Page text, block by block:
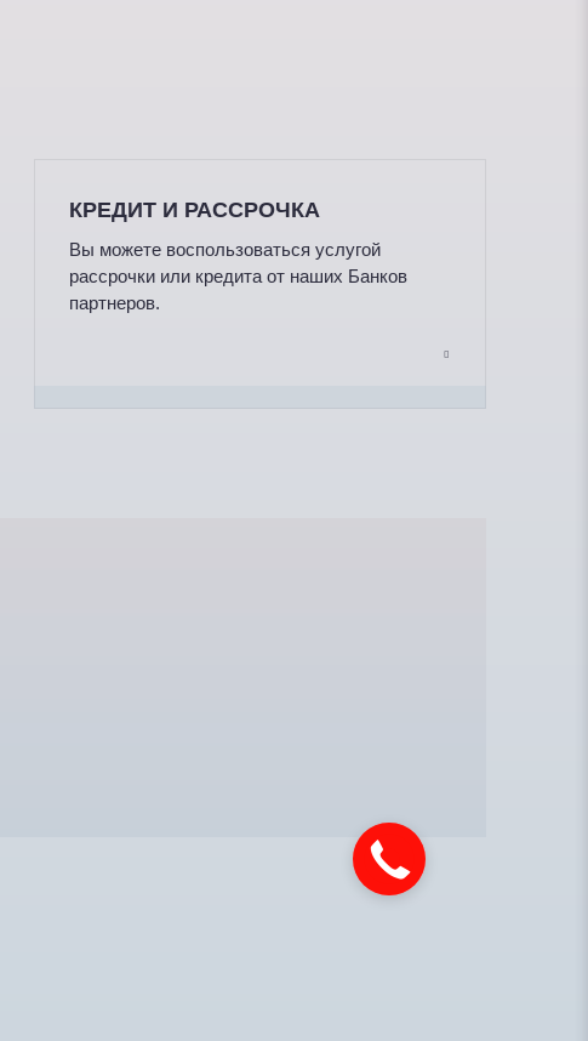
КРЕДИТ И РАССРОЧКА
Вы можете воспользоваться услугой
рассрочки или кредита от наших Банков
партнеров.